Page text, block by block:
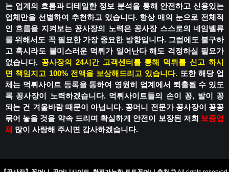
는 업계의 흐름과 디테일한 정보 분석을 통해 안전하고 신용있는
업체만을 선별하여 추천하고 있습니다. 항상 매의 눈으로 전체적
인 흐름을 지켜보는 꽁사장의 노력은 꽁사장 스스로의 네임벨류
를 위해서도 꼭 필요한 가장 중요한 방향입니다. 그럼에도 불구하
고 혹시라도 불미스러운 먹튀가 일어난다 해도 걱정하실 필요가
없습니다. 꽁사장의 24시간 고객센터를 통해 먹튀를 신고 하시
면책임지고 100% 전액을 보상해드리고 있습니다. 또한 해당 업
체는 먹튀사이트 등록을 통하여 영원히 업계에서 퇴출될 수 있도
록 꽁사장이 노력하겠습니다. 먹튀사이트들의 손이 꽁, 발이 꽁
되는 건 겨울바람 때문이 아닙니다. 꽁머니 전문가 꽁사장이 꽁꽁
묶어 놓을 것을 약속 드리며 확실하게 안전이 보장된 저희 보증업
체
많이 사랑해 주시면 감사하겠습니다.